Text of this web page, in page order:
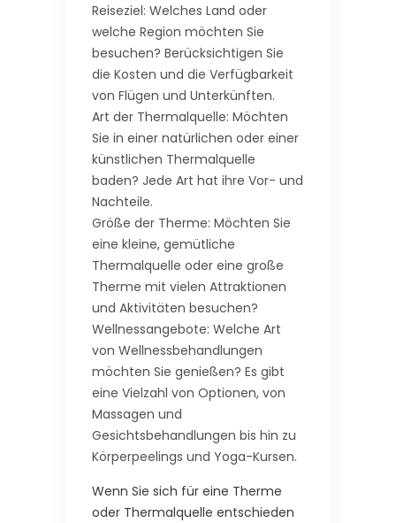
Reiseziel: Welches Land oder
welche Region möchten Sie
besuchen? Berücksichtigen Sie
die Kosten und die Verfügbarkeit
von Flügen und Unterkünften.
Art der Thermalquelle: Möchten
Sie in einer natürlichen oder einer
künstlichen Thermalquelle
baden? Jede Art hat ihre Vor- und
Nachteile.
Größe der Therme: Möchten Sie
eine kleine, gemütliche
Thermalquelle oder eine große
Therme mit vielen Attraktionen
und Aktivitäten besuchen?
Wellnessangebote: Welche Art
von Wellnessbehandlungen
möchten Sie genießen? Es gibt
eine Vielzahl von Optionen, von
Massagen und
Gesichtsbehandlungen bis hin zu
Körperpeelings und Yoga-Kursen.
Wenn Sie sich für eine Therme
oder Thermalquelle entschieden